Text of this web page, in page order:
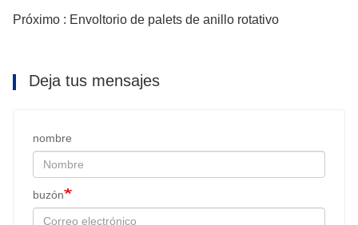
Próximo : Envoltorio de palets de anillo rotativo
Deja tus mensajes
nombre
buzón